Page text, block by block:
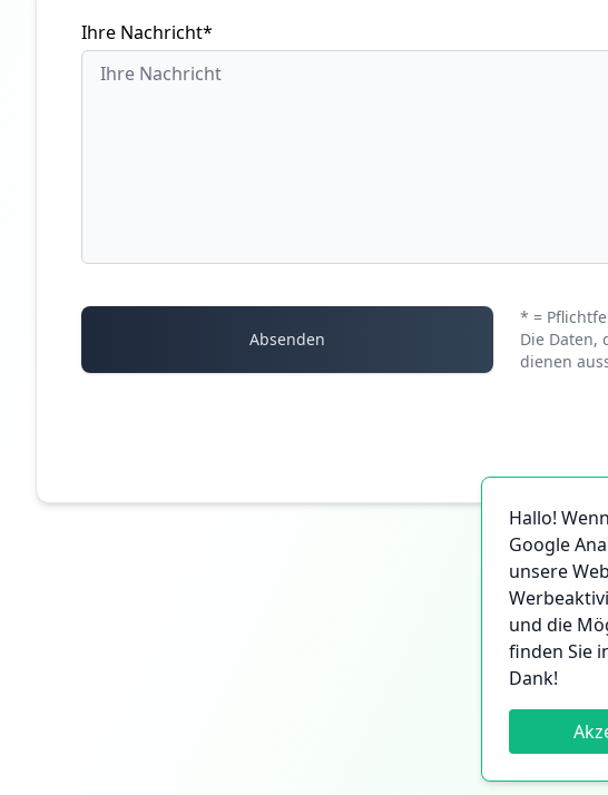
Ihre Nachricht*
Absenden
* =
Die Daten,
dienen
Hallo!
Google
unsere
und die
finden Sie
Dank!